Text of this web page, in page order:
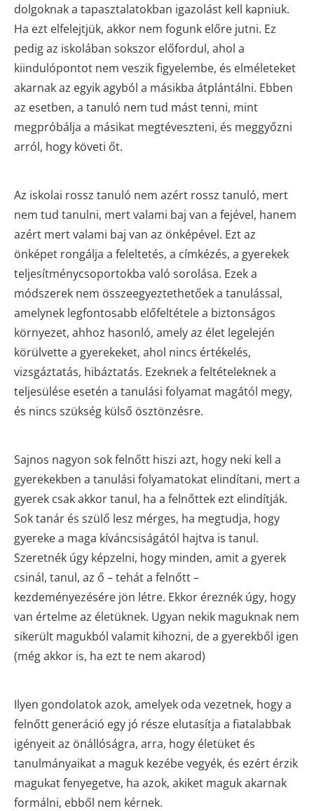
dolgoknak a tapasztalatokban igazolást kell kapniuk.
Ha ezt elfelejtjük, akkor nem fogunk előre jutni. Ez
pedig az iskolában sokszor előfordul, ahol a
kiindulópontot nem veszik figyelembe, és elméleteket
akarnak az egyik agyból a másikba átplántálni. Ebben
az esetben, a tanuló nem tud mást tenni, mint
megpróbálja a másikat megtéveszteni, és meggyőzni
arról, hogy követi őt.
Az iskolai rossz tanuló nem azért rossz tanuló, mert
nem tud tanulni, mert valami baj van a fejével, hanem
azért mert valami baj van az önképével. Ezt az
önképet rongálja a feleltetés, a címkézés, a gyerekek
teljesítménycsoportokba való sorolása. Ezek a
módszerek nem összeegyeztethetőek a tanulással,
amelynek legfontosabb előfeltétele a biztonságos
környezet, ahhoz hasonló, amely az élet legelején
körülvette a gyerekeket, ahol nincs értékelés,
vizsgáztatás, hibáztatás. Ezeknek a feltételeknek a
teljesülése esetén a tanulási folyamat magától megy,
és nincs szükség külső ösztönzésre.
Sajnos nagyon sok felnőtt hiszi azt, hogy neki kell a
gyerekekben a tanulási folyamatokat elindítani, mert a
gyerek csak akkor tanul, ha a felnőttek ezt elindítják.
Sok tanár és szülő lesz mérges, ha megtudja, hogy
gyereke a maga kíváncsiságától hajtva is tanul.
Szeretnék úgy képzelni, hogy minden, amit a gyerek
csinál, tanul, az ő – tehát a felnőtt –
kezdeményezésére jön létre. Ekkor éreznék úgy, hogy
van értelme az életüknek. Ugyan nekik maguknak nem
sikerült magukból valamit kihozni, de a gyerekből igen
(még akkor is, ha ezt te nem akarod)
Ilyen gondolatok azok, amelyek oda vezetnek, hogy a
felnőtt generáció egy jó része elutasítja a fiatalabbak
igényeit az önállóságra, arra, hogy életüket és
tanulmányaikat a maguk kezébe vegyék, és ezért érzik
magukat fenyegetve, ha azok, akiket maguk akarnak
formálni, ebből nem kérnek.